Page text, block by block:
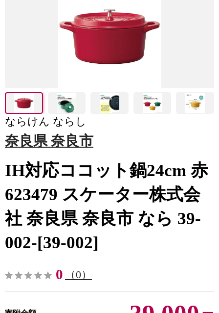
ならけん ならし
奈良県 奈良市
IH対応ココット鍋24cm 赤
623479 スケーター株式会
社 奈良県 奈良市 なら 39-
002-[39-002]
0 （0）